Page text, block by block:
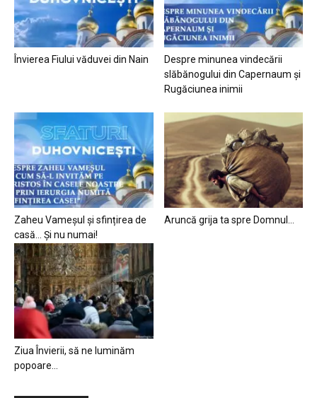
Învierea Fiului văduvei din Nain
Despre minunea vindecării
slăbănogului din Capernaum și
Rugăciunea inimii
Zaheu Vameșul și sfințirea de
casă… Și nu numai!
Aruncă grija ta spre Domnul…
Ziua Învierii, să ne luminăm
popoare…